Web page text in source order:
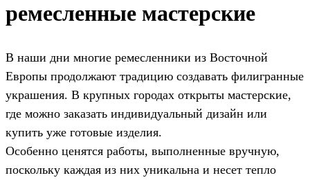
ремесленные мастерские
В наши дни многие ремесленники из Восточной
Европы продолжают традицию создавать филигранные
украшения. В крупных городах открыты мастерские,
где можно заказать индивидуальный дизайн или
купить уже готовые изделия.
Особенно ценятся работы, выполненные вручную,
поскольку каждая из них уникальна и несет тепло